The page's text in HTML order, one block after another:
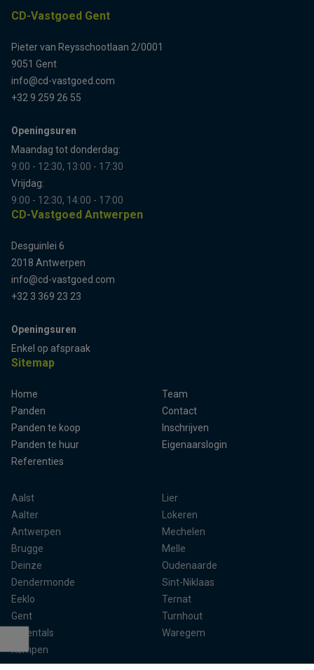
CD-Vastgoed Gent
Pieter van Reysschootlaan 2/0001
9051 Gent
info@cd-vastgoed.com
+32 9 259 26 55
Openingsuren
Maandag tot donderdag:
9:00 - 12:30, 13:00 - 17:30
Vrijdag:
9:00 - 12:30, 14:00 - 17:00
CD-Vastgoed Antwerpen
Desguinlei 6
2018 Antwerpen
info@cd-vastgoed.com
+32 3 369 23 23
Openingsuren
Enkel op afspraak
Sitemap
Home
Panden
Panden te koop
Panden te huur
Referenties
Team
Contact
Inschrijven
Eigenaarslogin
Aalst
Aalter
Antwerpen
Brugge
Deinze
Dendermonde
Eeklo
Gent
Herentals
Kempen
Lier
Lokeren
Mechelen
Melle
Oudenaarde
Sint-Niklaas
Ternat
Turnhout
Waregem